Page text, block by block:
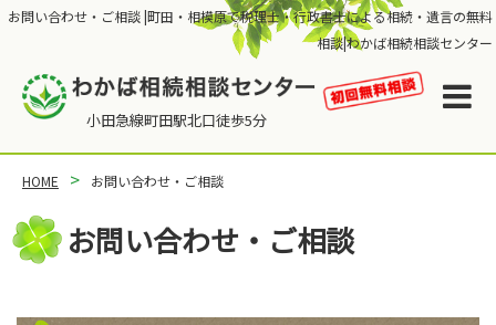
お問い合わせ・ご相談 |町田・相模原で税理士・行政書士による相続・遺言の無料
相談|わかば相続相談センター
HOME お問い合わせ・ご相談
お問い合わせ・ご相談